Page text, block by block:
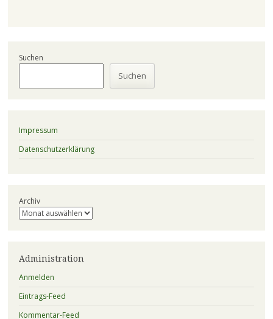
Suchen
Suchen
Impressum
Datenschutzerklärung
Archiv
Administration
Anmelden
Eintrags-Feed
Kommentar-Feed